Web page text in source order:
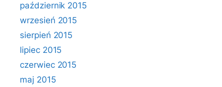
październik 2015
wrzesień 2015
sierpień 2015
lipiec 2015
czerwiec 2015
maj 2015